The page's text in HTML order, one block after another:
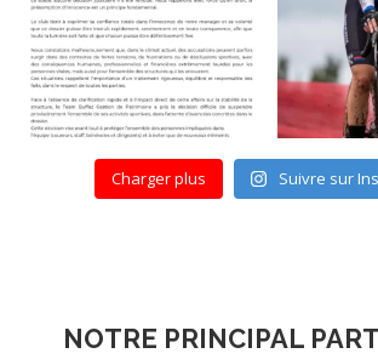
Charger plus Suivre sur
NOTRE PRINCIPAL